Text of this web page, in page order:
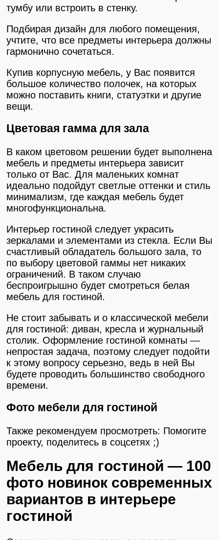
тумбу или встроить в стенку.
Подбирая дизайн для любого помещения,
учтите, что все предметы интерьера должны
гармонично сочетаться.
Купив корпусную мебель, у Вас появится
большое количество полочек, на которых
можно поставить книги, статуэтки и другие
вещи.
Цветовая гамма для зала
В каком цветовом решении будет выполнена
мебель и предметы интерьера зависит
только от Вас. Для маленьких комнат
идеально подойдут светлые оттенки и стиль
минимализм, где каждая мебель будет
многофункциональна.
Интерьер гостиной следует украсить
зеркалами и элементами из стекла. Если Вы
счастливый обладатель большого зала, то
по выбору цветовой гаммы нет никаких
ограничений. В таком случаю
беспроигрышно будет смотреться белая
мебель для гостиной.
Не стоит забывать и о классической мебели
для гостиной: диван, кресла и журнальный
столик. Оформление гостиной комнаты —
непростая задача, поэтому следует подойти
к этому вопросу серьезно, ведь в ней Вы
будете проводить большинство свободного
времени.
Фото мебели для гостиной
Также рекомендуем просмотреть: Помогите
проекту, поделитесь в соцсетях ;)
Мебель для гостиной — 100
фото новинок современных
вариантов в интерьере
гостиной